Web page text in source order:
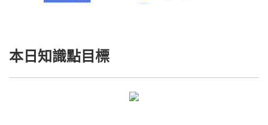
本日知識點目標